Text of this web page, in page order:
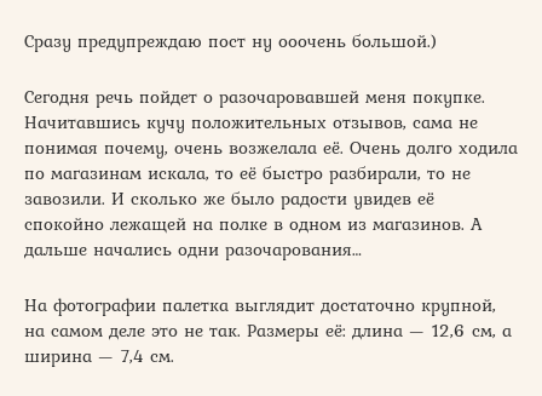
Сразу предупреждаю пост ну ооочень большой.)
Сегодня речь пойдет о разочаровавшей меня покупке.
Начитавшись кучу положительных отзывов, сама не
понимая почему, очень возжелала её. Очень долго ходила
по магазинам искала, то её быстро разбирали, то не
завозили. И сколько же было радости увидев её
спокойно лежащей на полке в одном из магазинов. А
дальше начались одни разочарования…
На фотографии палетка выглядит достаточно крупной,
на самом деле это не так. Размеры её: длина — 12,6 см, а
ширина — 7,4 см.